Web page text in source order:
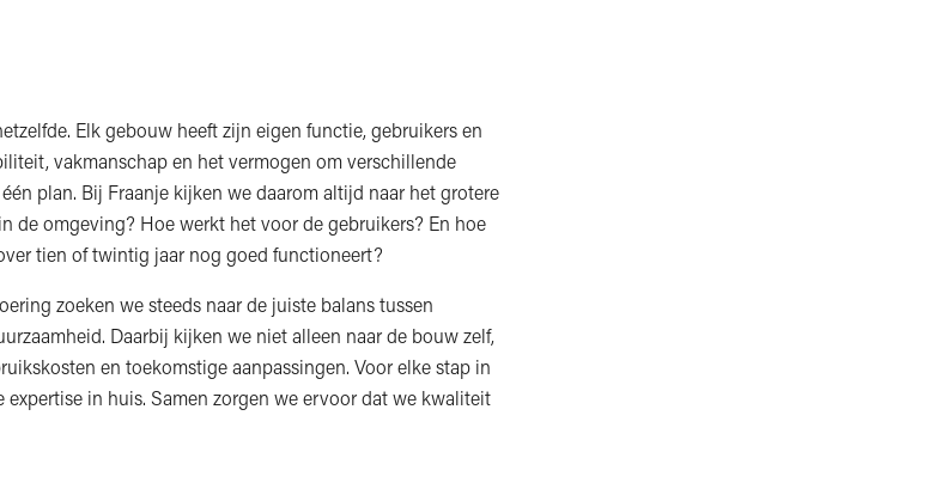
Elk gebouw heeft zijn eigen functie, gebruikers en
vakmanschap en het vermogen om verschillende
plan. Bij Fraanje kijken we daarom altijd naar het grotere
de omgeving? Hoe werkt het voor de gebruikers? En hoe
tien of twintig jaar nog goed functioneert?
zoeken we steeds naar de juiste balans tussen
Daarbij kijken we niet alleen naar de bouw zelf,
en toekomstige aanpassingen. Voor elke stap in
expertise in huis. Samen zorgen we ervoor dat we kwaliteit